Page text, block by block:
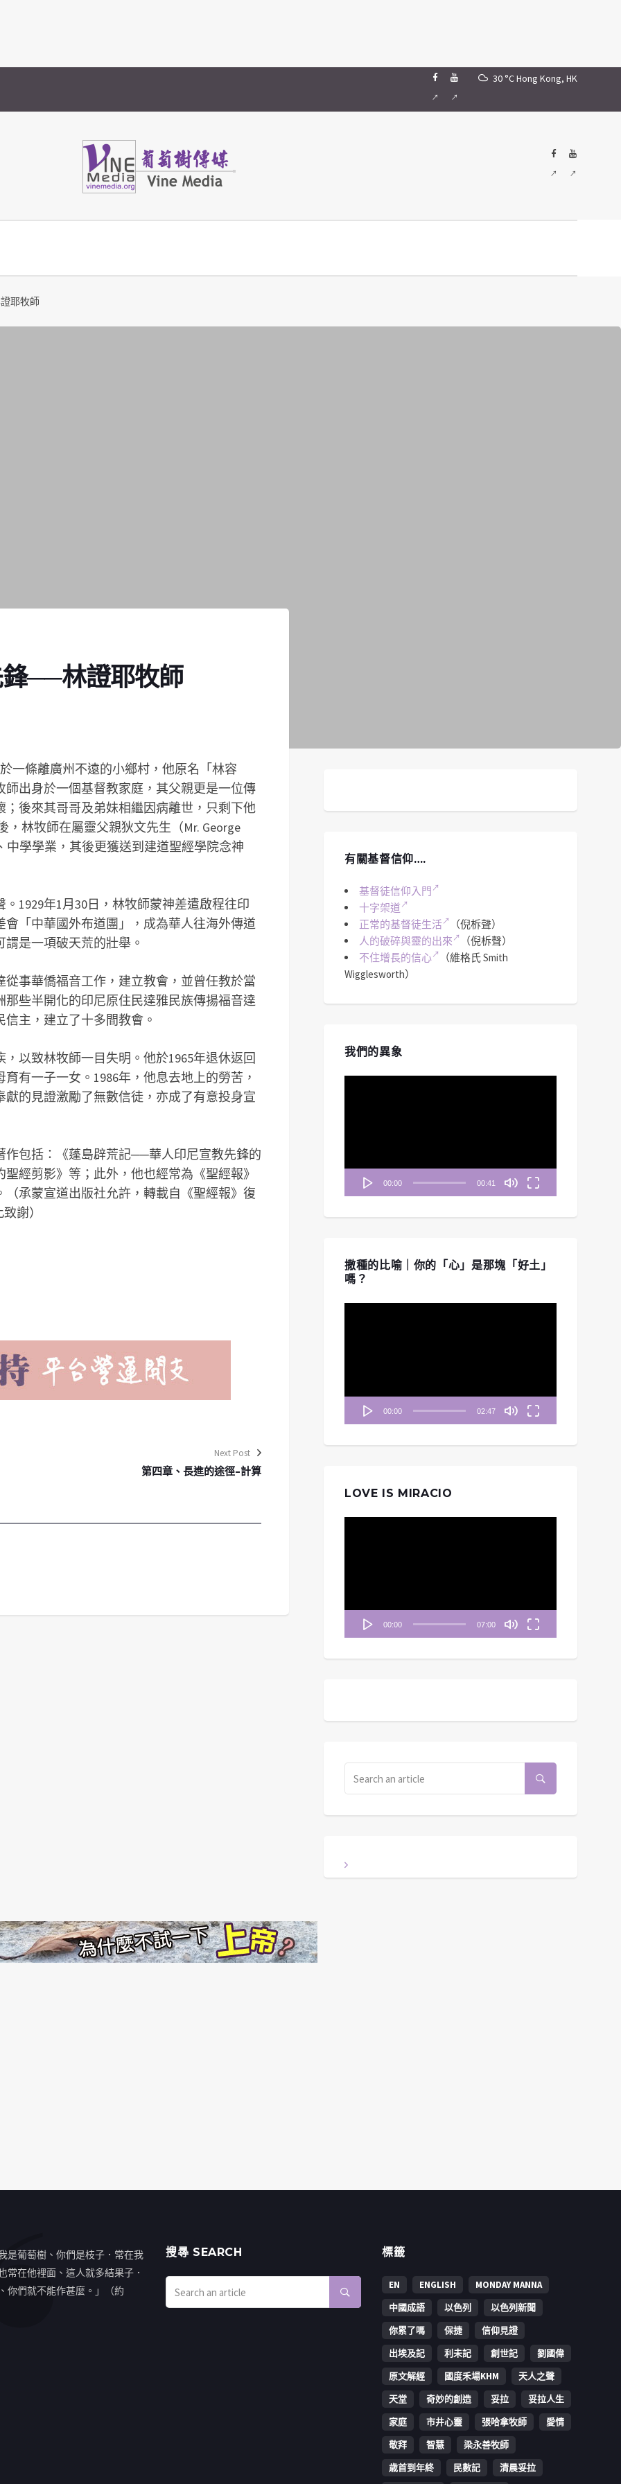
30 °CHong Kong, HK
耶牧師
──林證耶牧師
一條離廣州不遠的小鄉村，他原名「林容
出身於一個基督教家庭，其父親更是一位傳
後來其哥哥及弟妹相繼因病離世，只剩下他
林牧師在屬靈父親狄文先生（Mr. George
中學學業，其後更獲送到建道聖經學院念神
1929年1月30日，林牧師蒙神差遣啟程往印
「中華國外布道團」，成為華人往海外傳道
是一項破天荒的壯舉。
事華僑福音工作，建立教會，並曾任教於當
些半開化的印尼原住民達雅民族傳揚福音達
主，建立了十多間教會。
以致林牧師一目失明。他於1965年退休返回
有一子一女。1986年，他息去地上的勞苦，
的見證激勵了無數信徒，亦成了有意投身宣
作包括：《蓬島辟荒記──華人印尼宣教先鋒的
經剪影》等；此外，他也經常為《聖經報》
承蒙宣道出版社允許，轉載自《聖經報》復
謝）
Next Post
第四章、長進的途徑–計算
有關基督信仰….
基督徒信仰入門
十字架道
正常的基督徒生活
（倪柝聲）
人的破碎與靈的出來
（倪柝聲）
不住增長的信心
（維格氏 Smith
Wigglesworth）
我們的異象
00:00 00:41
撒種的比喻｜你的「心」是那塊「好土」
嗎？
00:00 02:47
LOVE IS MIRACIO
00:00 07:00
是葡萄樹、你們是枝子．常在我
常在他裡面、這人就多結果子．
你們就不能作甚麼。」（約
搜㝷 SEARCH 標籤
EN ENGLISH
MONDAY MANNA
中國成語
以色列
以色列新聞
你累了嗎
保捷
信仰見證
出埃及記
利未記 創世記
劉國偉
原文解經
國度禾場KHM
天人之聲
天堂
奇妙的創造 妥拉
妥拉人生
家庭
市井心靈 張哈拿牧師
愛情
敬拜
智慧
梁永善牧師
歳首到年終
民數記 清晨妥拉